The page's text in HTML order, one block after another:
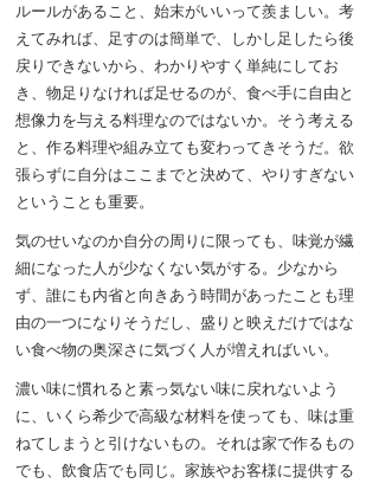
ルールがあること、始末がいいって羨ましい。考
えてみれば、足すのは簡単で、しかし足したら後
戻りできないから、わかりやすく単純にしてお
き、物足りなければ足せるのが、食べ手に自由と
想像力を与える料理なのではないか。そう考える
と、作る料理や組み立ても変わってきそうだ。欲
張らずに自分はここまでと決めて、やりすぎない
ということも重要。
気のせいなのか自分の周りに限っても、味覚が繊
細になった人が少なくない気がする。少なから
ず、誰にも内省と向きあう時間があったことも理
由の一つになりそうだし、盛りと映えだけではな
い食べ物の奥深さに気づく人が増えればいい。
濃い味に慣れると素っ気ない味に戻れないよう
に、いくら希少で高級な材料を使っても、味は重
ねてしまうと引けないもの。それは家で作るもの
でも、飲食店でも同じ。家族やお客様に提供する